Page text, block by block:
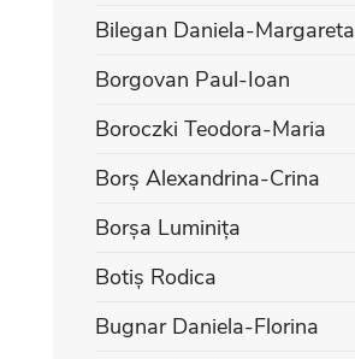
Bilegan Daniela-Margareta
Borgovan Paul-Ioan
Boroczki Teodora-Maria
Borș Alexandrina-Crina
Borșa Luminița
Botiș Rodica
Bugnar Daniela-Florina